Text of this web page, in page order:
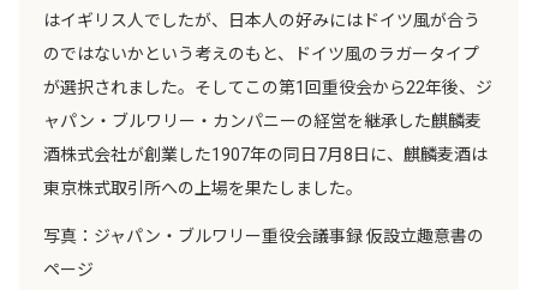
はイギリス人でしたが、日本人の好みにはドイツ風が合う
のではないかという考えのもと、ドイツ風のラガータイプ
が選択されました。そしてこの第1回重役会から22年後、ジ
ャパン・ブルワリー・カンパニーの経営を継承した麒麟麦
酒株式会社が創業した1907年の同日7月8日に、麒麟麦酒は
東京株式取引所への上場を果たしました。
写真：ジャパン・ブルワリー重役会議事録 仮設立趣意書の
ページ